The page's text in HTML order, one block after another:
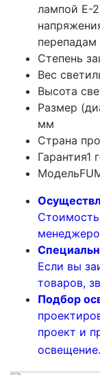
лампой E-
Степень
Вес
Высота
Размер
мм
Страна
Гарантия1
Модель
Если вы
товаров,
Подбор
проект и
освещение.